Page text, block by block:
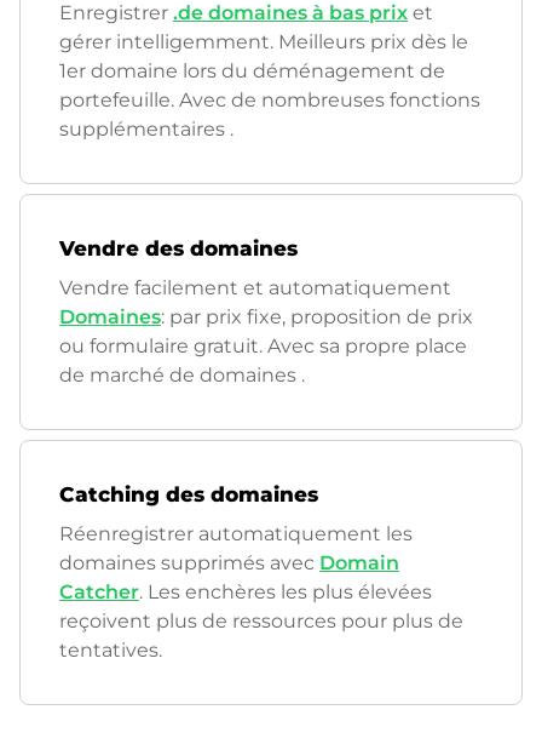
Enregistrer .de domaines à bas prix et
gérer intelligemment. Meilleurs prix dès le
1er domaine lors du déménagement de
portefeuille. Avec de nombreuses fonctions
supplémentaires .
Vendre des domaines
Vendre facilement et automatiquement
Domaines: par prix fixe, proposition de prix
ou formulaire gratuit. Avec sa propre place
de marché de domaines .
Catching des domaines
Réenregistrer automatiquement les
domaines supprimés avec Domain
Catcher. Les enchères les plus élevées
reçoivent plus de ressources pour plus de
tentatives.